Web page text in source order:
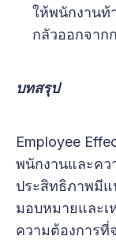
ให้พนักงานท้
กลัวออกจาก
บทสรุป
Employee
พนักงานและคว
ประสิทธิภาพมีแ
มอบหมายและ
ความต้องการที่